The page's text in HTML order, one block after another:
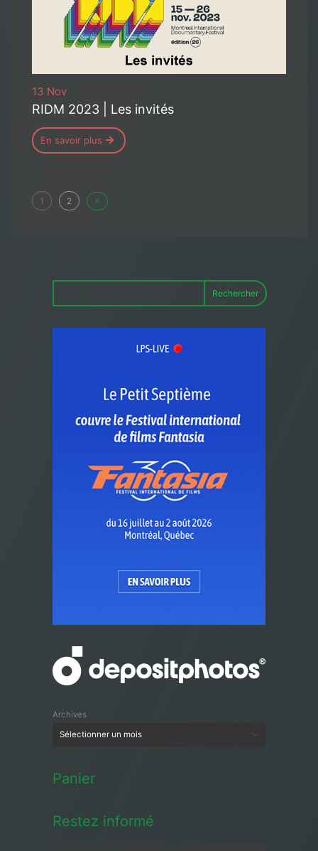
13 Nov
RIDM 2023 | Les invités
En savoir plus
1 2 »
Rechercher
Archives
Panier
Restez informé